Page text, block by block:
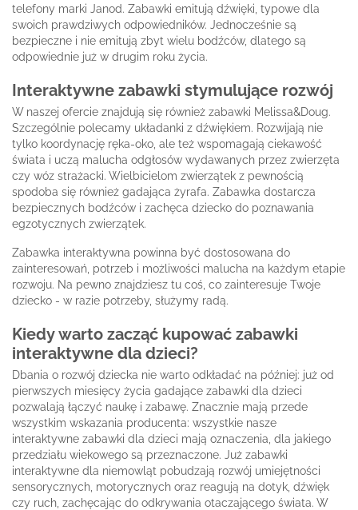
telefony marki Janod. Zabawki emitują dźwięki, typowe dla
swoich prawdziwych odpowiedników. Jednocześnie są
bezpieczne i nie emitują zbyt wielu bodźców, dlatego są
odpowiednie już w drugim roku życia.
Interaktywne zabawki stymulujące rozwój
W naszej ofercie znajdują się również zabawki Melissa&Doug.
Szczególnie polecamy układanki z dźwiękiem. Rozwijają nie
tylko koordynację ręka-oko, ale też wspomagają ciekawość
świata i uczą malucha odgłosów wydawanych przez zwierzęta
czy wóz strażacki. Wielbicielom zwierzątek z pewnością
spodoba się również gadająca żyrafa. Zabawka dostarcza
bezpiecznych bodźców i zachęca dziecko do poznawania
egzotycznych zwierzątek.
Zabawka interaktywna powinna być dostosowana do
zainteresowań, potrzeb i możliwości malucha na każdym etapie
rozwoju. Na pewno znajdziesz tu coś, co zainteresuje Twoje
dziecko - w razie potrzeby, służymy radą.
Kiedy warto zacząć kupować zabawki
interaktywne dla dzieci?
Dbania o rozwój dziecka nie warto odkładać na później: już od
pierwszych miesięcy życia gadające zabawki dla dzieci
pozwalają łączyć naukę i zabawę. Znacznie mają przede
wszystkim wskazania producenta: wszystkie nasze
interaktywne zabawki dla dzieci mają oznaczenia, dla jakiego
przedziału wiekowego są przeznaczone. Już zabawki
interaktywne dla niemowląt pobudzają rozwój umiejętności
sensorycznych, motorycznych oraz reagują na dotyk, dźwięk
czy ruch, zachęcając do odkrywania otaczającego świata. W